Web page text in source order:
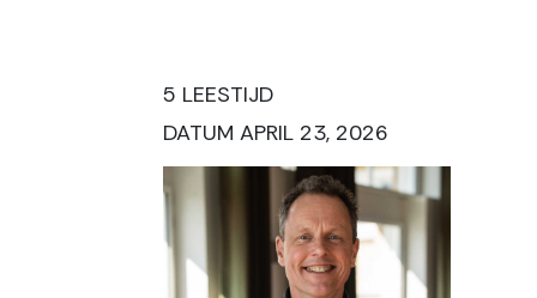
5 LEESTIJD
DATUM APRIL 23, 2026